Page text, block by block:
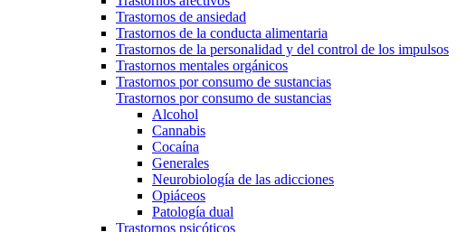
Trastornos de ansiedad
Trastornos de la conducta alimentaria
Trastornos de la personalidad y del control de los impulsos
Trastornos mentales orgánicos
Trastornos por consumo de sustancias
Trastornos por consumo de sustancias
Alcohol
Cannabis
Cocaína
Generales
Neurobiología de las adicciones
Opiáceos
Patología dual
Trastornos psicóticos